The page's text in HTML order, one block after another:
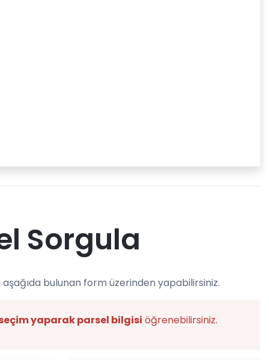
Sorgula
aşağıda bulunan form üzerinden yapabilirsiniz.
yaparak parsel bilgisi öğrenebilirsiniz.